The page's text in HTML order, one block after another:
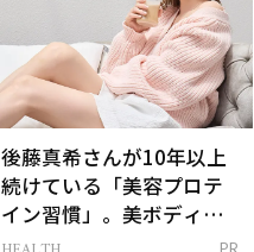
後藤真希さんが10年以上
続けている「美容プロテ
イン習慣」。美ボディを
支える朝ルーティンと